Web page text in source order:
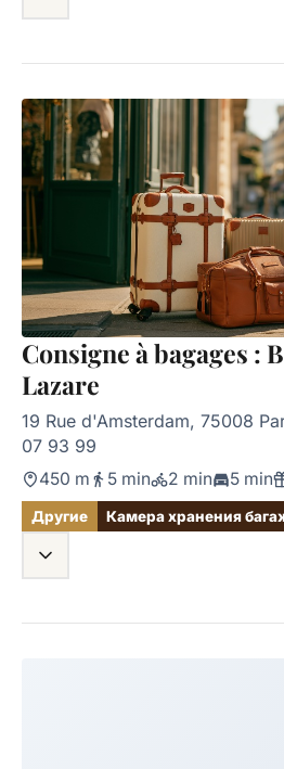
Consigne à bagages :
Lazare
19 Rue d'Amsterdam, 75008
07 93 99
450 m 5 min 2 min 5 min
Другие Камера хранения